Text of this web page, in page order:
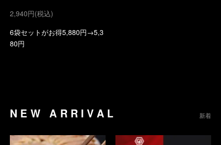
2,940円(税込)
6袋セットがお得5,880円→5,3
80円
NEW ARRIVAL 新着